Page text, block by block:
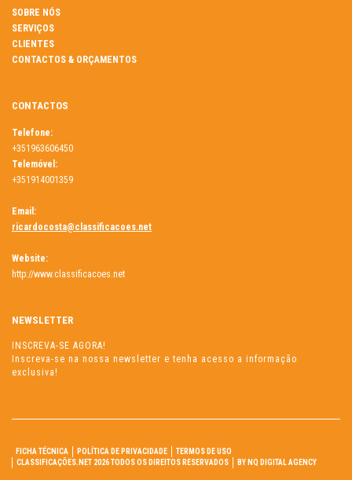
SOBRE NÓS
SERVIÇOS
CLIENTES
CONTACTOS & ORÇAMENTOS
CONTACTOS
Telefone:
+351963606450
Telemóvel:
+351914001359
Email:
ricardocosta@classificacoes.net
Website:
http://www.classificacoes.net
NEWSLETTER
INSCREVA-SE AGORA!
Inscreva-se na nossa newsletter e tenha acesso a informação
exclusiva!
FICHA TÉCNICA POLÍTICA DE PRIVACIDADE
TERMOS DE USO
CLASSIFICAÇÕES.NET 2026 TODOS OS DIREITOS RESERVADOS
BY NQ DIGITAL AGENCY